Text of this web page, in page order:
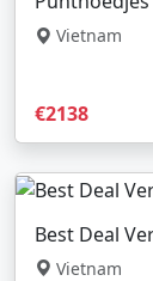
Vietnam
€2138
Best Deal
Vietnam